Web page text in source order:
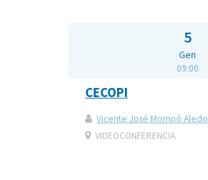
5
Gen
09:00
CECOPI
Vicente José Mompó Aledo
VIDEOCONFERENCIA